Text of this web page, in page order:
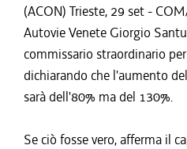
(ACON) Trieste, 29 set -
Autovie Venete Giorgio
commissario straordinario
dichiarando che l'aumento
sarà dell'80% ma del 130%.
Se ciò fosse vero, afferma il